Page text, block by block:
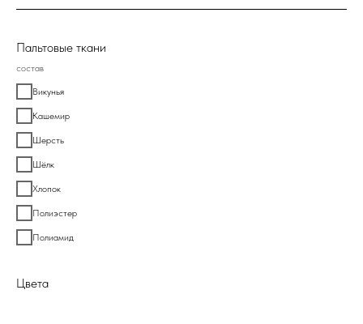
Пальтовые ткани
состав
Викунья
Кашемир
Шерсть
Шёлк
Хлопок
Полиэстер
Полиамид
Цвета